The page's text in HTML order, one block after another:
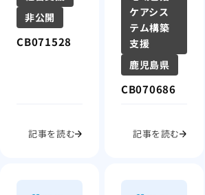
非公開
CB071528
記事を読む
ケアシス
テム構築
支援
鹿児島県
CB070686
記事を読む